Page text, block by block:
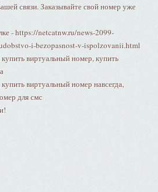
связи. Заказывайте свой номер уже
- https://netcatnw.ru/news-2099-
i-bezopasnost-v-ispolzovanii.html
виртуальный номер, купить
виртуальный номер навсегда,
для смс